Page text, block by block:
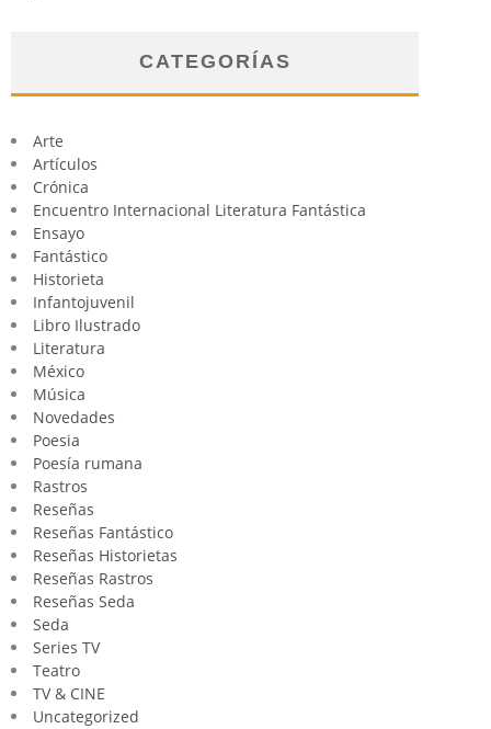
CATEGORÍAS
Arte
Artículos
Crónica
Encuentro Internacional Literatura Fantástica
Ensayo
Fantástico
Historieta
Infantojuvenil
Libro Ilustrado
Literatura
México
Música
Novedades
Poesia
Poesía rumana
Rastros
Reseñas
Reseñas Fantástico
Reseñas Historietas
Reseñas Rastros
Reseñas Seda
Seda
Series TV
Teatro
TV & CINE
Uncategorized